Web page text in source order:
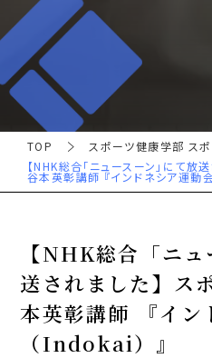
TOP
スポーツ健康学部 ス
【NHK総合「ニュースーン」にて放
谷本英彰講師 『インドネシア運動
【NHK総合「ニ
送されました】ス
本英彰講師 『イン
（Indokai）』